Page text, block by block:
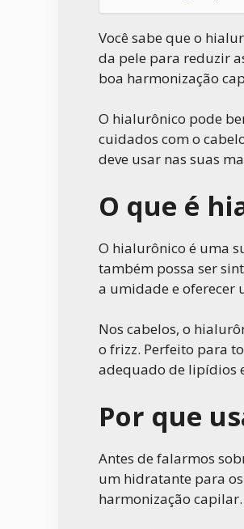
Você sabe que o
da pele para reduzir
boa harmonização
O hialurônico pode
cuidados com o
deve usar nas suas
O que é
O hialurônico é uma
também possa ser
a umidade e oferecer
Nos cabelos, o
o frizz. Perfeito para
adequado de lipídios
Por que
Antes de falarmos
um hidratante para
harmonização